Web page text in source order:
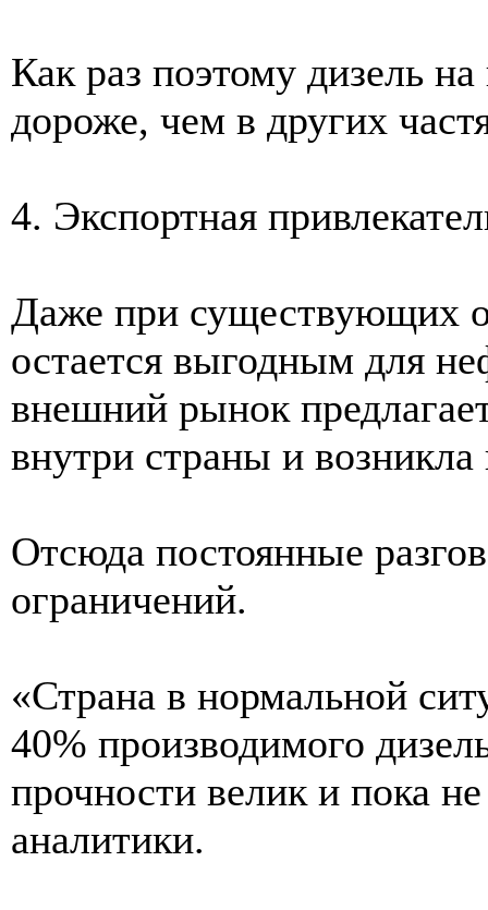
Как раз поэтому дизель
дороже, чем в других
4. Экспортная
Даже при существующих
остается выгодным для
внешний рынок
внутри страны и возникла
Отсюда постоянные
ограничений.
«Страна в нормальной
40% производимого
прочности велик и пока
аналитики.